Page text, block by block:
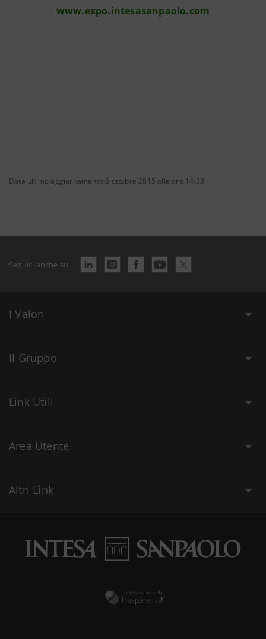
www.expo.intesasanpaolo.com
Data ultimo aggiornamento 5 ottobre 2015 alle ore 14:33
Seguici anche su
I Valori
Il Gruppo
Link Utili
Area Utente
Altri Link